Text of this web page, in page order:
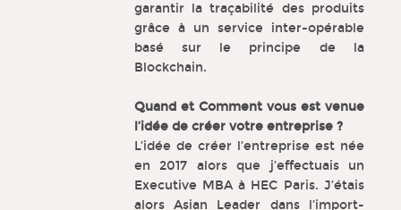
garantir la traçabilité des produits
grâce à un service inter-opérable
basé sur le principe de la
Blockchain.
Quand et Comment vous est venue
l’idée de créer votre entreprise ?
L’idée de créer l’entreprise est née
en 2017 alors que j’effectuais un
Executive MBA à HEC Paris. J’étais
alors Asian Leader dans l’import-